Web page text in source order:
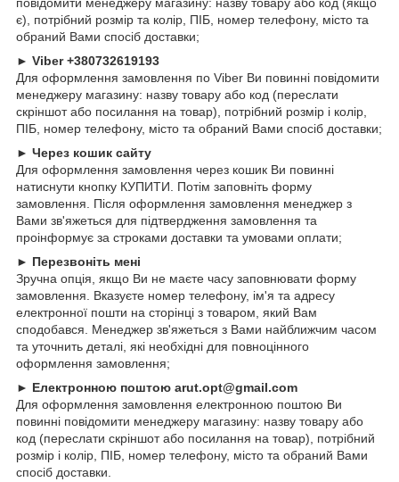
є), потрібний розмір та колір, ПІБ, номер телефону, місто та
обраний Вами спосіб доставки;
► Viber +380732619193
Для оформлення замовлення по Viber Ви повинні повідомити
менеджеру магазину: назву товару або код (переслати
скріншот або посилання на товар), потрібний розмір і колір,
ПІБ, номер телефону, місто та обраний Вами спосіб доставки;
► Через кошик сайту
Для оформлення замовлення через кошик Ви повинні
натиснути кнопку КУПИТИ. Потім заповніть форму
замовлення. Після оформлення замовлення менеджер з
Вами зв'яжеться для підтвердження замовлення та
проінформує за строками доставки та умовами оплати;
► Перезвоніть мені
Зручна опція, якщо Ви не маєте часу заповнювати форму
замовлення. Вказуєте номер телефону, ім'я та адресу
електронної пошти на сторінці з товаром, який Вам
сподобався. Менеджер зв'яжеться з Вами найближчим часом
та уточнить деталі, які необхідні для повноцінного
оформлення замовлення;
► Електронною поштою arut.opt@gmail.com
Для оформлення замовлення електронною поштою Ви
повинні повідомити менеджеру магазину: назву товару або
код (переслати скріншот або посилання на товар), потрібний
розмір і колір, ПІБ, номер телефону, місто та обраний Вами
спосіб доставки.